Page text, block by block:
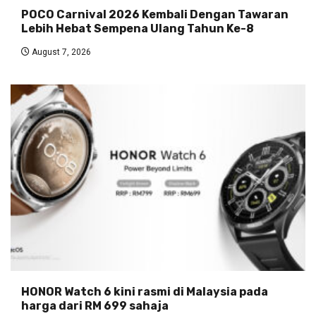
POCO Carnival 2026 Kembali Dengan Tawaran
Lebih Hebat Sempena Ulang Tahun Ke-8
August 7, 2026
HONOR Watch 6 kini rasmi di Malaysia pada
harga dari RM 699 sahaja